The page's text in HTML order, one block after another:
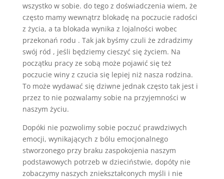
wszystko w sobie. do tego z doświadczenia wiem, że
często mamy wewnątrz blokadę na poczucie radości
z życia, a ta blokada wynika z lojalności wobec
przekonań rodu . Tak jak byśmy czuli że zdradzimy
swój ród , jeśli będziemy cieszyć się życiem. Na
początku pracy ze sobą może pojawić się też
poczucie winy z czucia się lepiej niż nasza rodzina.
To może wydawać się dziwne jednak często tak jest i
przez to nie pozwalamy sobie na przyjemności w
naszym życiu.
Dopóki nie pozwolimy sobie poczuć prawdziwych
emocji, wynikających z bólu emocjonalnego
stworzonego przy braku zaspokojenia naszym
podstawowych potrzeb w dzieciństwie, dopóty nie
zobaczymy naszych zniekształconych myśli i nie